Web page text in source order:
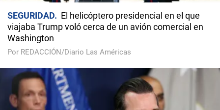
SEGURIDAD
El helicóptero presidencial en el que
viajaba Trump voló cerca de un avión comercial en
Washington
Por REDACCIÓN/Diario Las Américas